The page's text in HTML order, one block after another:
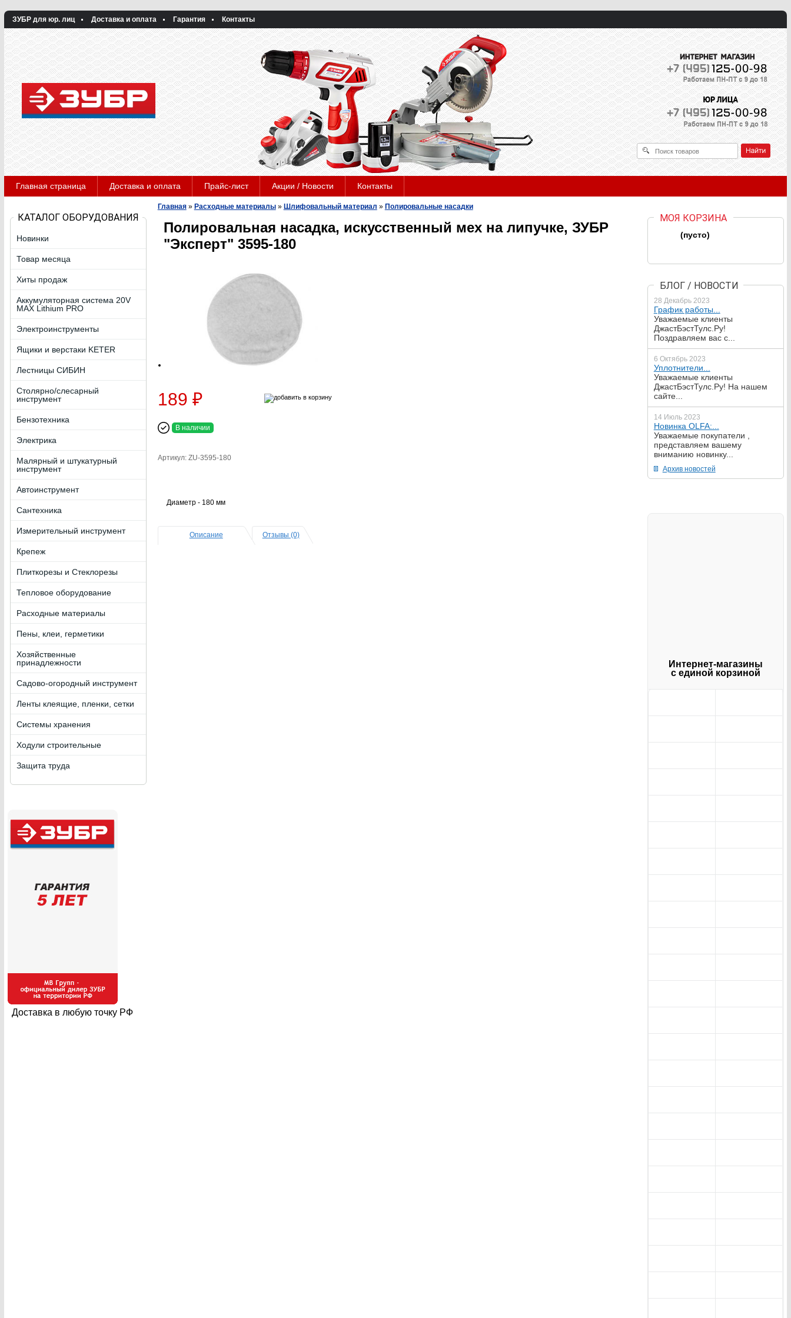
ЗУБР для юр. лиц Доставка и оплата Гарантия Контакты
Главная страница Доставка и оплата Прайс-лист Акции / Новости Контакты
КАТАЛОГ ОБОРУДОВАНИЯ
Новинки
Товар месяца
Хиты продаж
Аккумуляторная система 20V
MAX Lithium PRO
Электроинструменты
Ящики и верстаки KETER
Лестницы СИБИН
Столярно/слесарный
инструмент
Бензотехника
Электрика
Малярный и штукатурный
инструмент
Автоинструмент
Сантехника
Измерительный инструмент
Крепеж
Плиткорезы и Стеклорезы
Тепловое оборудование
Расходные материалы
Пены, клеи, герметики
Хозяйственные
принадлежности
Садово-огородный инструмент
Ленты клеящие, пленки, сетки
Системы хранения
Ходули строительные
Защита труда
Доставка в любую точку РФ
Главная» Расходные материалы» Шлифовальный материал » Полировальные насадки
Полировальная насадка, искусственный мех на липучке, ЗУБР
"Эксперт" 3595-180
189 ₽
В наличии
Артикул: ZU-3595-180
Диаметр - 180 мм
Описание Отзывы (0)
МОЯ КОРЗИНА
(пусто)
БЛОГ / НОВОСТИ
28 Декабрь 2023
График работы...
Уважаемые клиенты
ДжастБэстТулс.Ру!
Поздравляем вас с...
6 Октябрь 2023
Уплотнители...
Уважаемые клиенты
ДжастБэстТулс.Ру! На нашем
сайте...
14 Июль 2023
Новинка OLFA:...
Уважаемые покупатели ,
представляем вашему
вниманию новинку...
Архив новостей
Интернет-магазины
с единой корзиной